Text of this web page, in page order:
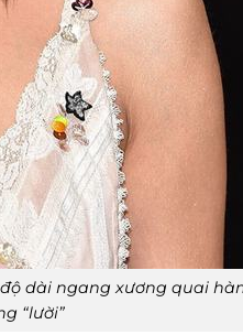
dài ngang xương quai
“lười”